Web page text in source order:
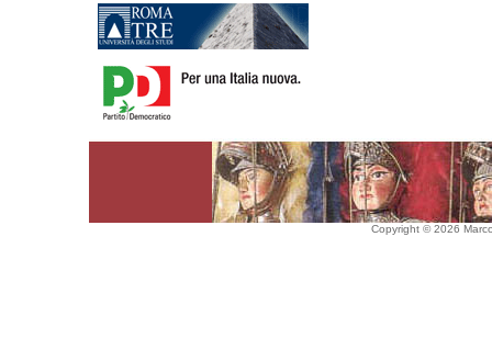
Copyright © 2026